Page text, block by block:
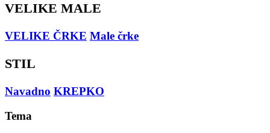
VELIKE MALE
VELIKE ČRKE Male črke
STIL
Navadno KREPKO
Tema